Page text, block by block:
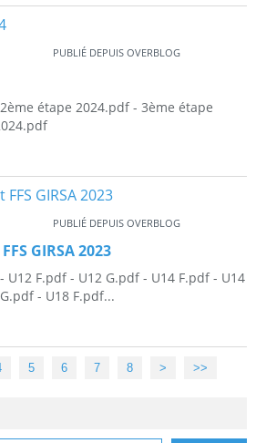
PUBLIÉ DEPUIS OVERBLOG
étape 2024.pdf - 3ème étape
PUBLIÉ DEPUIS OVERBLOG
GIRSA 2023
U12 F.pdf - U12 G.pdf - U14 F.pdf - U14
- U18 F.pdf...
5 6 7 8 > >>